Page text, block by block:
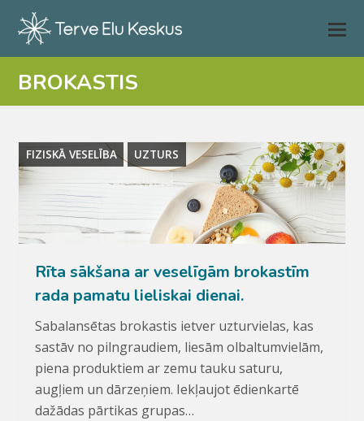
BROKASTIS
FIZISKĀ VESELĪBA UZTURS
Rīta sākšana ar veselīgām brokastīm
rada pamatu lieliskai dienai.
Sabalansētas brokastis ietver uzturvielas, kas
sastāv no pilngraudiem, liesām olbaltumvielām,
piena produktiem ar zemu tauku saturu,
augļiem un dārzeņiem. Iekļaujot ēdienkartē
dažādas pārtikas grupas…